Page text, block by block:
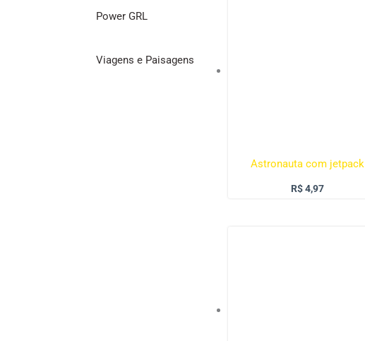
Power GRL
Viagens e Paisagens
Astronauta com jetpack
R$4,97